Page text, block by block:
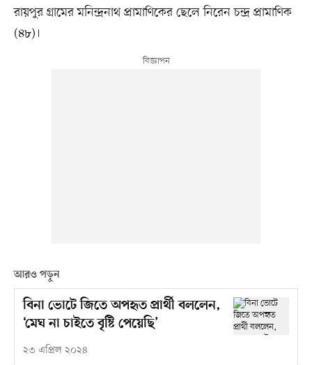
রায়পুর গ্রামের মনিন্দ্রনাথ প্রামাণিকের ছেলে নিরেন চন্দ্র প্রামাণিক
(৪৮)।
আরও পড়ুন
বিনা ভোটে জিতে অপহৃত প্রার্থী বললেন,
‘মেঘ না চাইতে বৃষ্টি পেয়েছি’
২৩ এপ্রিল ২০২৪